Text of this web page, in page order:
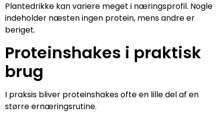
Plantedrikke kan variere meget i næringsprofil. Nogle
indeholder næsten ingen protein, mens andre er
beriget.
Proteinshakes i praktisk
brug
I praksis bliver proteinshakes ofte en lille del af en
større ernæringsrutine.